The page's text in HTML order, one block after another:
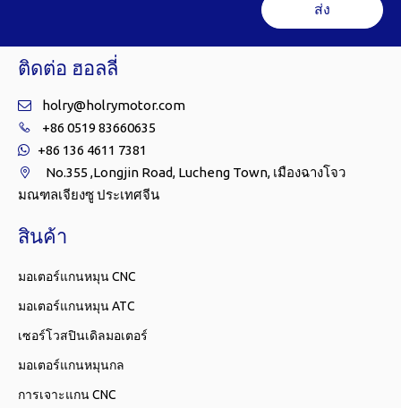
ส่ง
ติดต่อ ฮอลลี่
 holry@holrymotor.com
 +86 0519 83660635
 +86 136 4611 7381

No.355 ,Longjin Road, Lucheng Town, เมืองฉางโจว
มณฑลเจียงซู ประเทศจีน
สินค้า
มอเตอร์แกนหมุน CNC
มอเตอร์แกนหมุน ATC
เซอร์โวสปินเดิลมอเตอร์
มอเตอร์แกนหมุนกล
การเจาะแกน CNC